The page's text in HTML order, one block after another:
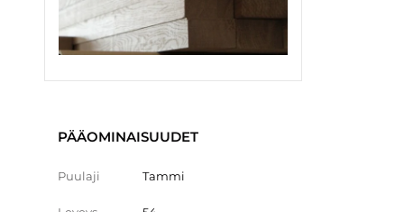
PÄÄOMINAISUUDET
Puulaji Tammi